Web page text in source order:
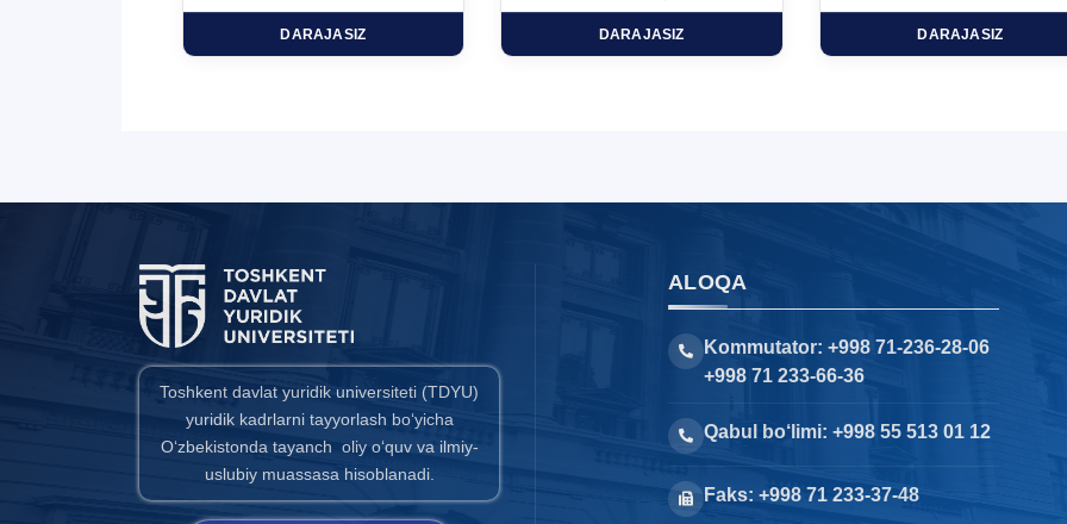
DARAJASIZ DARAJASIZ DARAJASIZ
Toshkent davlat yuridik universiteti (TDYU)
yuridik kadrlarni tayyorlash bo‘yicha
O‘zbekistonda tayanch oliy o‘quv va ilmiy-
uslubiy muassasa hisoblanadi.
ALOQA
Kommutator: +998 71-236-28-06
+998 71 233-66-36
Qabul bo‘limi: +998 55 513 01 12
Faks: +998 71 233-37-48